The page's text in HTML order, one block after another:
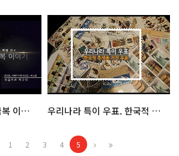
우표로 보는 전염병 극복 이야기 우리나라 특이 우표. 한국적 특색을 가진 우표
1 2 3 4 5